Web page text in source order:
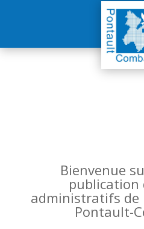
Bienvenue
publication
administratifs de
Pontault-